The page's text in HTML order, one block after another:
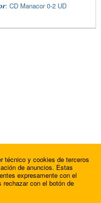
CD Manacor 0-2 UD
técnico y cookies de terceros
de anuncios. Estas
expresamente con el
rechazar con el botón de